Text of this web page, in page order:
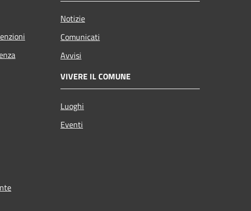
Notizie
Comunicati
Avvisi
VIVERE IL COMUNE
Luoghi
Eventi